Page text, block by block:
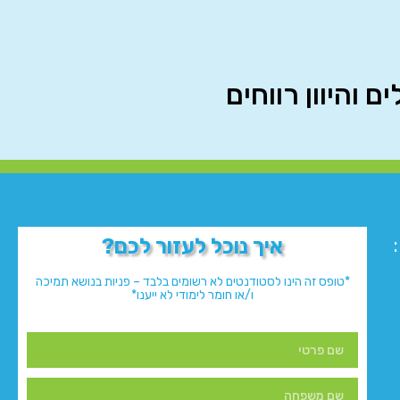
רווחים
איך נוכל לעזור לכם?
*טופס זה הינו לסטודנטים לא רשומים בלבד – פניות בנושא תמיכה
ו/או חומר לימודי לא ייענו*